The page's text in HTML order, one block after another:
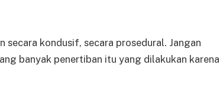
secara kondusif, secara prosedural. Jangan
banyak penertiban itu yang dilakukan karena